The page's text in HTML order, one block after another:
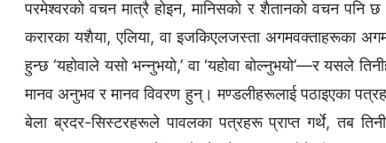
परमेश्‍वरको वचन मात्रै होइन, मानिसको र शैतानको वचन पनि
करारका यशैया, एलिया, वा इजकिएलजस्ता अगमवक्ताहरूका
हुन्छ ‘यहोवाले यसो भन्‍नुभयो,’ वा ‘यहोवा बोल्‍नुभयो’—र यसले
मानव अनुभव र मानव विवरण हुन्। मण्डलीहरूलाई पठाइएका
बेला ब्रदर-सिस्टरहरूले पावलका पत्रहरू प्राप्त गर्थे, तब